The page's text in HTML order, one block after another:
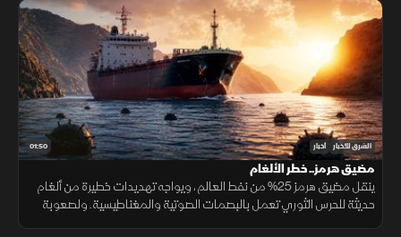
01:50 الشرق للأخبار أخبار
مضيق هرمز.. خطر الألغام
ينقل مضيق هرمز 25% من نفط العالم، ويواجه تهديدات خطيرة من ألغام
حديثة للحرس الثوري تعمل بالبصمات الصوتية والمغناطيسية. ولصعوبة